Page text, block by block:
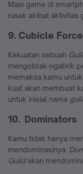
Main game di
rusak akibat aktivitas
9. Cubicle Force
Kekuatan sebuah
mengobrak-ngabrik
memaksa kamu
kuat akan membuat
untuk inisial nama
10. Dominators
Kamu tidak hanya
mendominasinya.
Guild akan